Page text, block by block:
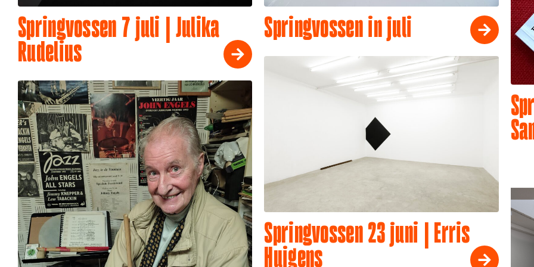
Springvossen 7 juli | Julika
Rudelius
Springvossen in juli
Springvossen 23 juni | Erris
Huigens